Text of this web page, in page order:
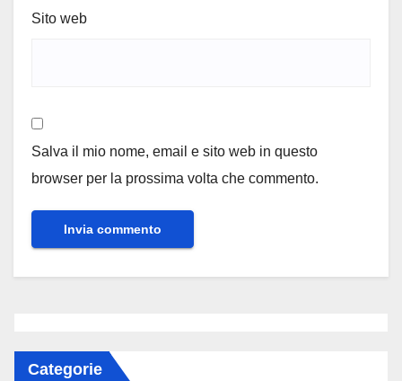
Sito web
Salva il mio nome, email e sito web in questo
browser per la prossima volta che commento.
Categorie